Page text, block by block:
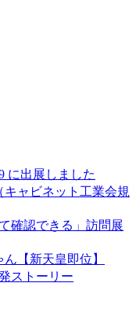
に出展しました
ャビネット工業会規
確認できる」訪問展
【新天皇即位】
ストーリー